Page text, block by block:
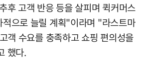
후 고객 반응 등을 살피며 퀵커머스
적으로 늘릴 계획"이라며 "라스트마
객 수요를 충족하고 쇼핑 편의성을
했다.